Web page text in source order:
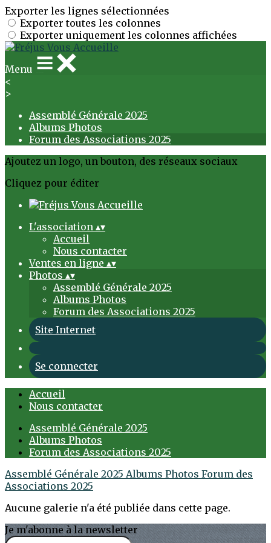
Exporter les lignes sélectionnées
Exporter toutes les colonnes
Exporter uniquement les colonnes affichées
Menu
<
>
Assemblé Générale 2025
Albums Photos
Forum des Associations 2025
Ajoutez un logo, un bouton, des réseaux sociaux
Cliquez pour éditer
L'association ▴▾
Accueil
Nous contacter
Ventes en ligne ▴▾
Photos ▴▾
Assemblé Générale 2025
Albums Photos
Forum des Associations 2025
Site Internet
Se connecter
Accueil
Nous contacter
Assemblé Générale 2025
Albums Photos
Forum des Associations 2025
Assemblé Générale 2025 Albums Photos Forum des
Associations 2025
Aucune galerie n'a été publiée dans cette page.
Je m'abonne à la newsletter